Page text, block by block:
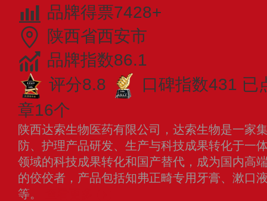
品牌得票7428+
陕西省西安市
品牌指数86.1
评分8.8
口碑指数431 已
章16个
陕西达索生物医药有限公司，达索生物是一家
防、护理产品研发、生产与科技成果转化于一
领域的科技成果转化和国产替代，成为国内高
的佼佼者，产品包括知弗正畸专用牙膏、漱口
等。